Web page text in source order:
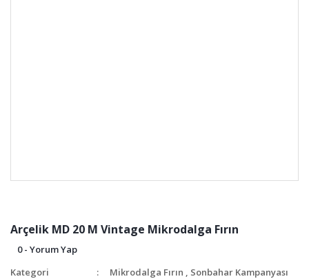
Arçelik MD 20 M Vintage Mikrodalga Fırın
0 - Yorum Yap
Kategori
Mikrodalga Fırın , Sonbahar Kampanyası